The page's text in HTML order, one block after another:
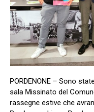
PORDENONE – Sono
sala Missinato del
rassegne estive che